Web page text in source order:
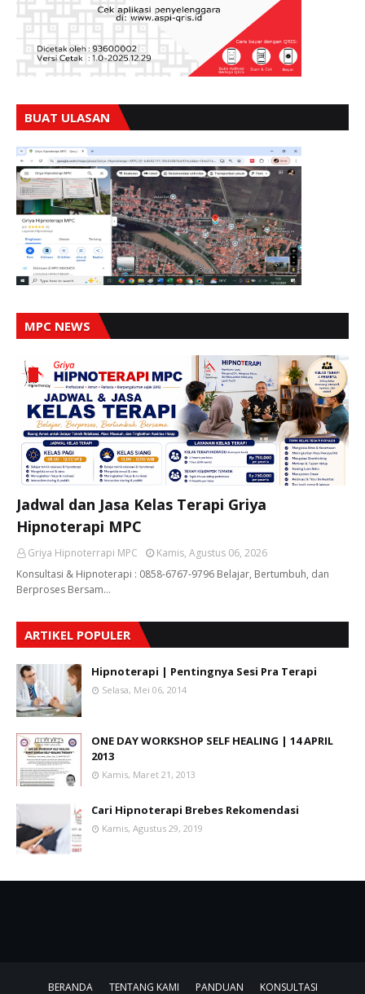
BUAT ULASAN
MPC NEWS
Jadwal dan Jasa Kelas Terapi Griya
Hipnoterapi MPC
Griya Hipnoterrapi MPC
Kamis, Agustus 06, 2026
Konsultasi & Hipnoterapi : 0858-6767-9796 Belajar, Bertumbuh, dan
Berproses Bersam…
ARTIKEL POPULER
Hipnoterapi | Pentingnya Sesi Pra Terapi
Selasa, Mei 06, 2014
ONE DAY WORKSHOP SELF HEALING | 14 APRIL
2013
Kamis, Maret 21, 2013
Cari Hipnoterapi Brebes Rekomendasi
Kamis, Agustus 29, 2019
BERANDA TENTANG KAMI PANDUAN KONSULTASI